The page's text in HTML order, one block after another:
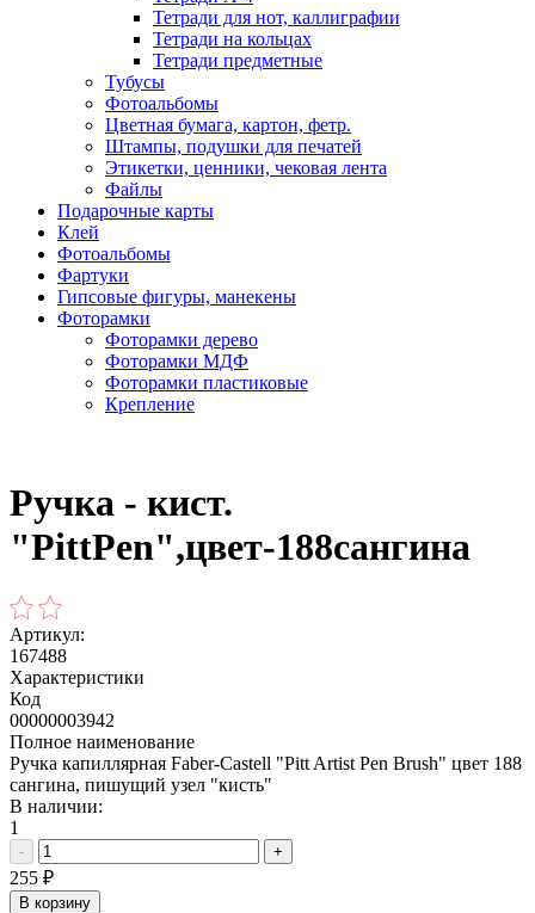
Тетради для нот, каллиграфии
Тетради на кольцах
Тетради предметные
Тубусы
Фотоальбомы
Цветная бумага, картон, фетр.
Штампы, подушки для печатей
Этикетки, ценники, чековая лента
Файлы
Подарочные карты
Клей
Фотоальбомы
Фартуки
Гипсовые фигуры, манекены
Фоторамки
Фоторамки дерево
Фоторамки МДФ
Фоторамки пластиковые
Крепление
Ручка - кист.
"PittPen",цвет-188сангина
Артикул:
167488
Характеристики
Код
00000003942
Полное наименование
Ручка капиллярная Faber-Castell "Pitt Artist Pen Brush" цвет 188
сангина, пишущий узел "кисть"
В наличии:
1
- +
255 ₽
В корзину